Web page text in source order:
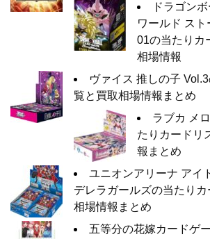
ドラゴン
ワールド ス
01の当たりカ
相場情報
ヴァイス 推しの子
覧と買取相場情報まとめ
ラブカ メ
たりカードリ
報まとめ
ユニオンアリーナ アイ
デレラガールズの当たり
相場情報まとめ
五等分の花嫁カードゲ